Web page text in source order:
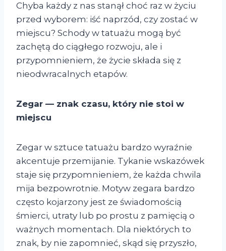
Chyba każdy z nas stanął choć raz w życiu
przed wyborem: iść naprzód, czy zostać w
miejscu? Schody w tatuażu mogą być
zachętą do ciągłego rozwoju, ale i
przypomnieniem, że życie składa się z
nieodwracalnych etapów.
Zegar — znak czasu, który nie stoi w
miejscu
Zegar w sztuce tatuażu bardzo wyraźnie
akcentuje przemijanie. Tykanie wskazówek
staje się przypomnieniem, że każda chwila
mija bezpowrotnie. Motyw zegara bardzo
często kojarzony jest ze świadomością
śmierci, utraty lub po prostu z pamięcią o
ważnych momentach. Dla niektórych to
znak, by nie zapomnieć, skąd się przyszło,